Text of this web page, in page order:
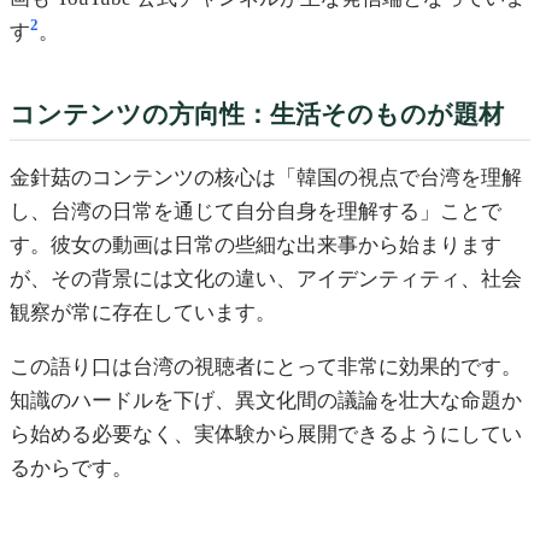
す2 。
コンテンツの方向性：生活そのものが題材
金針菇のコンテンツの核心は「韓国の視点で台湾を理解
し、台湾の日常を通じて自分自身を理解する」ことで
す。彼女の動画は日常の些細な出来事から始まります
が、その背景には文化の違い、アイデンティティ、社会
観察が常に存在しています。
この語り口は台湾の視聴者にとって非常に効果的です。
知識のハードルを下げ、異文化間の議論を壮大な命題か
ら始める必要なく、実体験から展開できるようにしてい
るからです。